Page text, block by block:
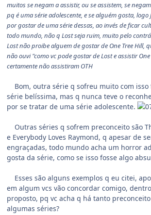
muitos se negam a assistir, ou se assistem, se
pq é uma série adolescente, e se alguém gosta,
por gostar de uma série dessas, ao invés de ficar
todo mundo, não q Lost seja ruim, muito pelo
Lost não proibe alguem de gostar de One Tree Hill,
não ouvi "como vc pode gostar de Lost e assistir One
certamente não assistiram OTH
Bom, outra série q sofreu muito com isso
série belíssima, mas q nunca teve o
por se tratar de uma série adolescente.
Outras séries q sofrem preconceito são
e Everybody Loves Raymond, q apesar de
engraçadas, todo mundo acha um horror
gosta da série, como se isso fosse algo
Esses são alguns exemplos q eu citei,
em algum vcs vão concordar comigo,
proposto, pq vc acha q há tanto
algumas séries?